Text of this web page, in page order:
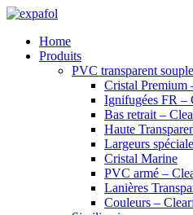
Aller
contenuHome
Produits
PVC transparent souple
Cristal
Ignifugées FR –
Bas retrait –
Haute
Largeurs
Cristal Marine
PVC armé –
Lanières
Couleurs –